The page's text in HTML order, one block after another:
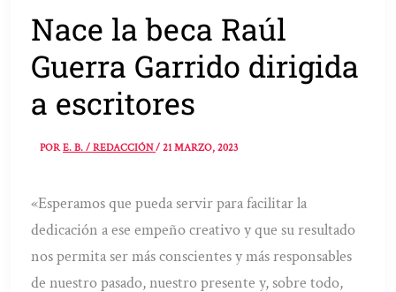
Nace la beca Raúl
Guerra Garrido dirigida
a escritores
PORE. B. / REDACCIÓN/21 MARZO, 2023
«Esperamos que pueda servir para facilitar la
dedicación a ese empeño creativo y que su resultado
nos permita ser más conscientes y más responsables
de nuestro pasado, nuestro presente y, sobre todo,